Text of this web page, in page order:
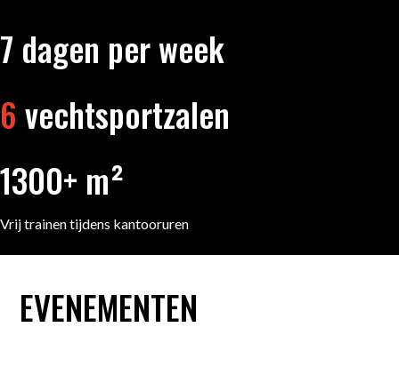
7 dagen per week
6 vechtsportzalen
1300+ m²
Vrij trainen tijdens kantooruren
EVENEMENTEN